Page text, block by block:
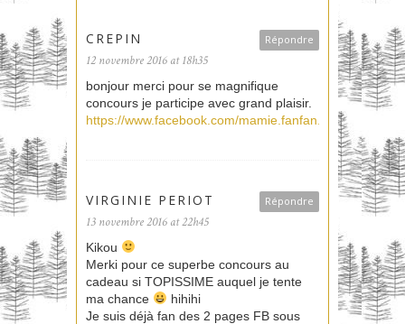
Répondre
CREPIN
12 novembre 2016 at 18h35
bonjour merci pour se magnifique
concours je participe avec grand plaisir.
https://www.facebook.com/mamie.fanfan.31
Répondre
VIRGINIE PERIOT
13 novembre 2016 at 22h45
Kikou
Merki pour ce superbe concours au
cadeau si TOPISSIME auquel je tente
ma chance
hihihi
Je suis déjà fan des 2 pages FB sous